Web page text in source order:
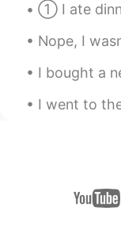
① I ate dinner. I ate pasta 晩ご
Nope, I wasn't the one
I bought a new set of pens.
I went to the Otaru